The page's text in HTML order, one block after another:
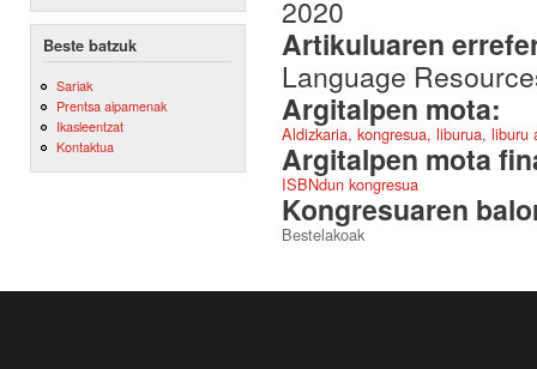
Beste batzuk
Sariak
Prentsa aipamenak
Ikasleentzat
Kontaktua
2020
Artikuluaren
Language
Argitalpen mota:
Aldizkaria, kongresua, liburua,
Argitalpen mota
ISBNdun kongresua
Kongresuaren
Bestelakoak